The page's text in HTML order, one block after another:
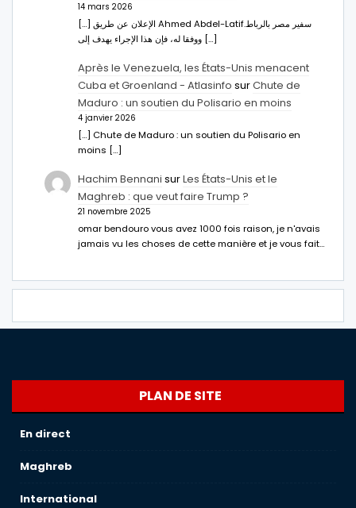
14 mars 2026
[…] الإعلان عن طريق Ahmed Abdel-Latifسفير مصر بالرباط.
ووفقا له، فإن هذا الإجراء يهدف إلى […]
Après le Venezuela, les États-Unis menacent
Cuba et Groenland - Atlasinfo surChute de
Maduro : un soutien du Polisario en moins
4 janvier 2026
[…] Chute de Maduro : un soutien du Polisario en
moins […]
Hachim Bennani surLes États-Unis et le
Maghreb : que veut faire Trump ?
21 novembre 2025
omar bendouro vous avez 1000 fois raison, je n'avais
jamais vu les choses de cette manière et je vous fait…
PLAN DE SITE
En direct
Maghreb
International